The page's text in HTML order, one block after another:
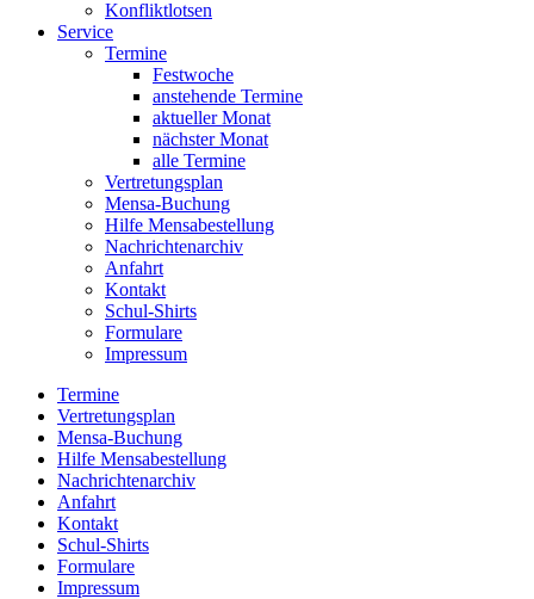
Konfliktlotsen
Service
Termine
Festwoche
anstehende Termine
aktueller Monat
nächster Monat
alle Termine
Vertretungsplan
Mensa-Buchung
Hilfe Mensabestellung
Nachrichtenarchiv
Anfahrt
Kontakt
Schul-Shirts
Formulare
Impressum
Termine
Vertretungsplan
Mensa-Buchung
Hilfe Mensabestellung
Nachrichtenarchiv
Anfahrt
Kontakt
Schul-Shirts
Formulare
Impressum